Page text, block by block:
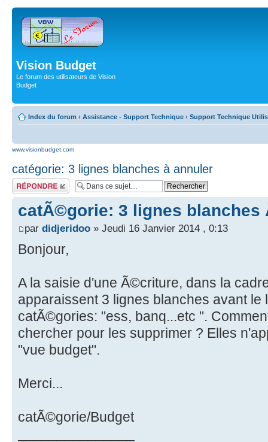
Vision Budget
Le forum des utilisateurs de Vision
Budget
Index du forum ‹ Assistance - Support Technique ‹ Support Technique
www.visionbudget.com
catégorie: 3 lignes blanches à annuler
Répondre
catÃ©gorie: 3 lignes blanches
par didjeridoo » Jeudi 16 Janvier 2014 , 0:13
Bonjour,
A la saisie d'une Ã©criture, dans la
apparaissent 3 lignes blanches avant
catÃ©gories: "ess, banq...etc ".
chercher pour les supprimer ? Elles
"vue budget".
Merci...
catÃ©gorie/Budget